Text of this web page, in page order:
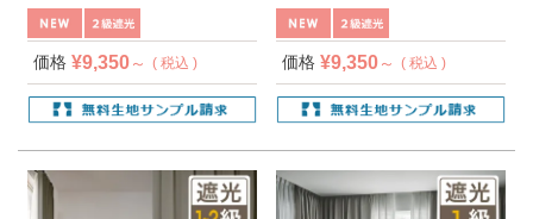
価格 ¥9,350 税込 価格 ¥9,350 税込